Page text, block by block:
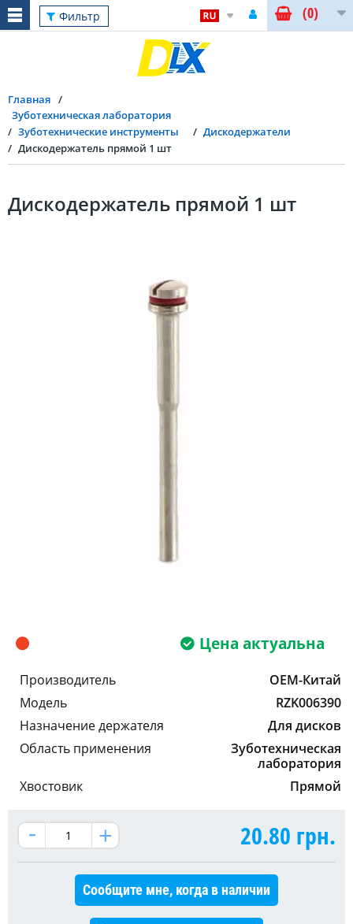
Фильтр (0)
Главная
Зуботехническая лаборатория
Зуботехнические инструменты
Дискодержатели
Дискодержатель прямой 1 шт
Дискодержатель прямой 1 шт
Цена актуальна
Производитель
OEM-Китай
Модель
RZK006390
Назначение держателя
Для дисков
Область применения
Зуботехническая
лаборатория
Хвостовик
Прямой
20.80 грн.
Сообщите мне, когда в наличии